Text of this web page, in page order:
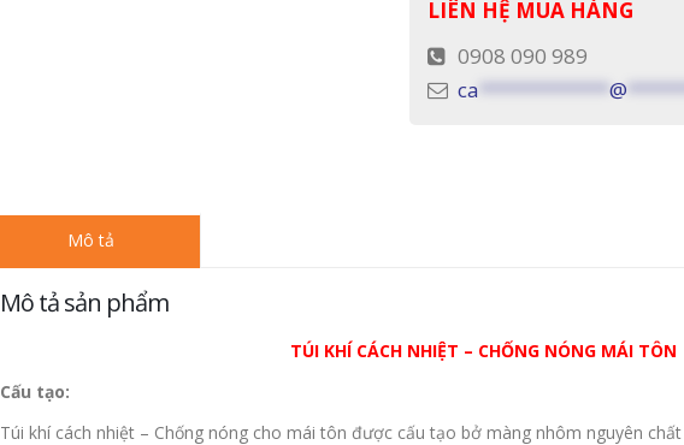
LIÊN HỆ MUA HÀNG
0908 090 989
ca ************@
Mô tả
Mô tả sản phẩm
TÚI KHÍ CÁCH NHIỆT – CHỐNG NÓNG MÁI TÔN
Cấu tạo:
Túi khí cách nhiệt – Chống nóng cho mái tôn được cấu tạo bở màng nhôm nguyên